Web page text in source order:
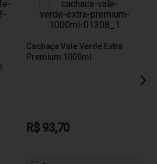
Cachaça Vale Verde Extra
Premium 1000ml
R$ 93,70